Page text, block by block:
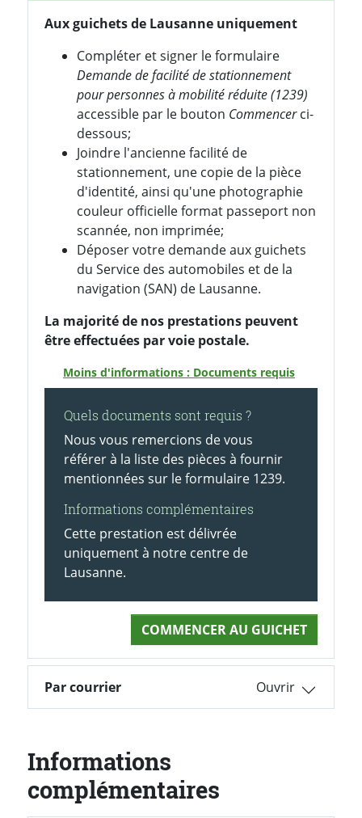
Aux guichets de Lausanne uniquement
Compléter et signer le formulaire
Demande de facilité de stationnement
pour personnes à mobilité réduite (1239)
accessible par le bouton Commencerci-
dessous;
Joindre l'ancienne facilité de
stationnement, une copie de la pièce
d'identité, ainsi qu'une photographie
couleur officielle format passeport non
scannée, non imprimée;
Déposer votre demande aux guichets
du Service des automobiles et de la
navigation (SAN) de Lausanne.
La majorité de nos prestations peuvent
être effectuées par voie postale.
Moins d'informations : Documents requis
Quels documents sont requis ?
Nous vous remercions de vous
référer à la liste des pièces à fournir
mentionnées sur le formulaire 1239.
Informations complémentaires
Cette prestation est délivrée
uniquement à notre centre de
Lausanne.
COMMENCER AU GUICHET
Par courrier
Informations
complémentaires